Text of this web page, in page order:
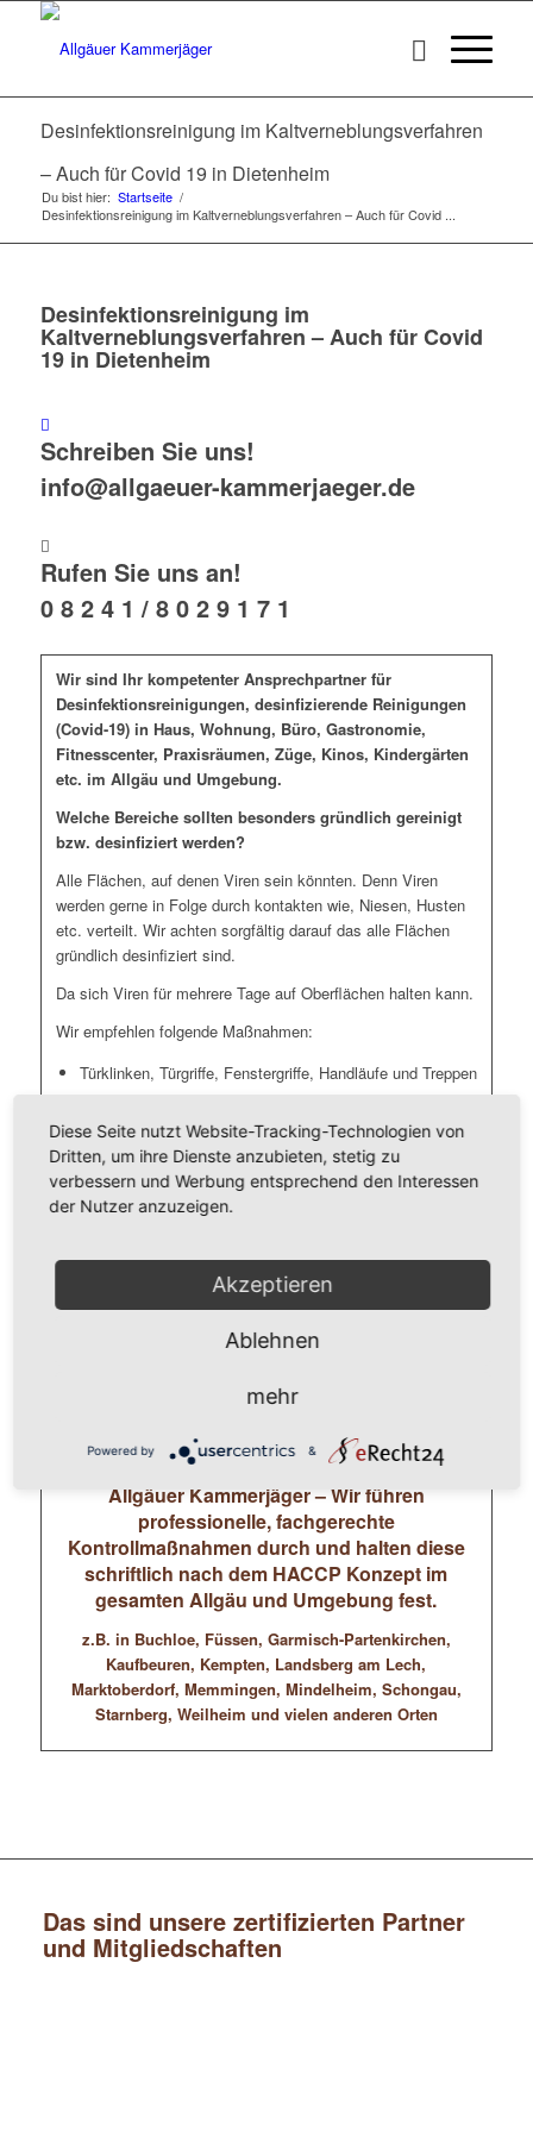
Desinfektionsreinigung im Kaltverneblungsverfahren
– Auch für Covid 19 in Dietenheim
Du bist hier: Startseite /
Desinfektionsreinigung im Kaltverneblungsverfahren – Auch für Covid ...
Desinfektionsreinigung im
Kaltverneblungsverfahren – Auch für Covid
19 in Dietenheim
Schreiben Sie uns!
info@allgaeuer-kammerjaeger.de
Rufen Sie uns an!
0 8 2 4 1 / 8 0 2 9 1 7 1
Wir sind Ihr kompetenter Ansprechpartner für
Desinfektionsreinigungen, desinfizierende Reinigungen
(Covid-19) in Haus, Wohnung, Büro, Gastronomie,
Fitnesscenter, Praxisräumen, Züge, Kinos, Kindergärten
etc. im Allgäu und Umgebung.
Welche Bereiche sollten besonders gründlich gereinigt
bzw. desinfiziert werden?
Alle Flächen, auf denen Viren sein könnten. Denn Viren
werden gerne in Folge durch kontakten wie, Niesen, Husten
etc. verteilt. Wir achten sorgfältig darauf das alle Flächen
gründlich desinfiziert sind.
Da sich Viren für mehrere Tage auf Oberflächen halten kann.
Wir empfehlen folgende Maßnahmen:
Türklinken, Türgriffe, Fenstergriffe, Handläufe und Treppen
Umkleiden
Lichtschalter und Heizungsthermostate
Tastaturen, Mäuse, Schreibtische, Telefone, Schränke
und/oder Schädlingsbekämpfer) führen eine flächendeckende
Kaltverneblung im Mikrotröpfchen-Bereich (Nebel) durch, die
verwenden wir geeignete Desinfektionsmittel die sich in der
Dadurch sind Oberflächen inkl. der Raumluft schnell und
Allgäuer Kammerjäger – Wir führen
professionelle, fachgerechte
Kontrollmaßnahmen durch und halten diese
schriftlich nach dem HACCP Konzept im
gesamten Allgäu und Umgebung fest.
z.B. in Buchloe, Füssen, Garmisch-Partenkirchen,
Kaufbeuren, Kempten, Landsberg am Lech,
Marktoberdorf, Memmingen, Mindelheim, Schongau,
Starnberg, Weilheim und vielen anderen Orten
Das sind unsere zertifizierten Partner
und Mitgliedschaften
Diese Seite nutzt Website-Tracking-Technologien von
Dritten, um ihre Dienste anzubieten, stetig zu
verbessern und Werbung entsprechend den Interessen
der Nutzer anzuzeigen.
Akzeptieren
Ablehnen
mehr
Powered by &